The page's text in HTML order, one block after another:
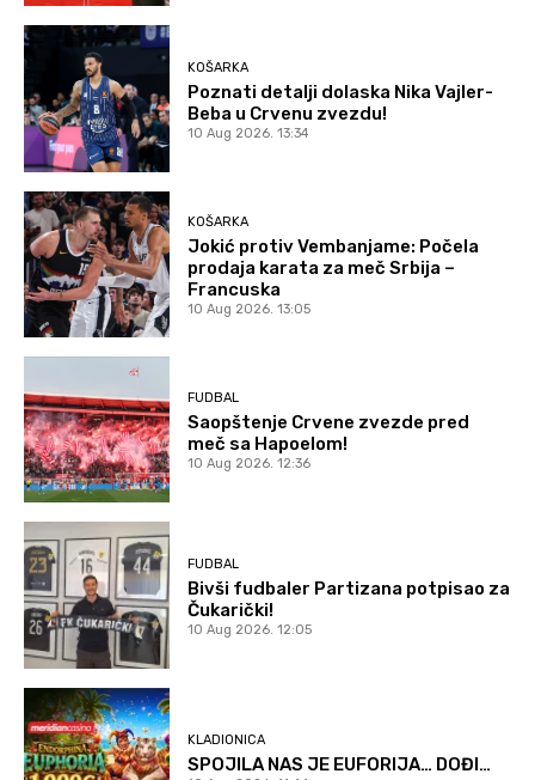
KOŠARKA
Poznati detalji dolaska Nika Vajler-
Beba u Crvenu zvezdu!
10 Aug 2026. 13:34
KOŠARKA
Jokić protiv Vembanjame: Počela
prodaja karata za meč Srbija –
Francuska
10 Aug 2026. 13:05
FUDBAL
Saopštenje Crvene zvezde pred
meč sa Hapoelom!
10 Aug 2026. 12:36
FUDBAL
Bivši fudbaler Partizana potpisao za
Čukarički!
10 Aug 2026. 12:05
KLADIONICA
SPOJILA NAS JE EUFORIJA… DOĐI…